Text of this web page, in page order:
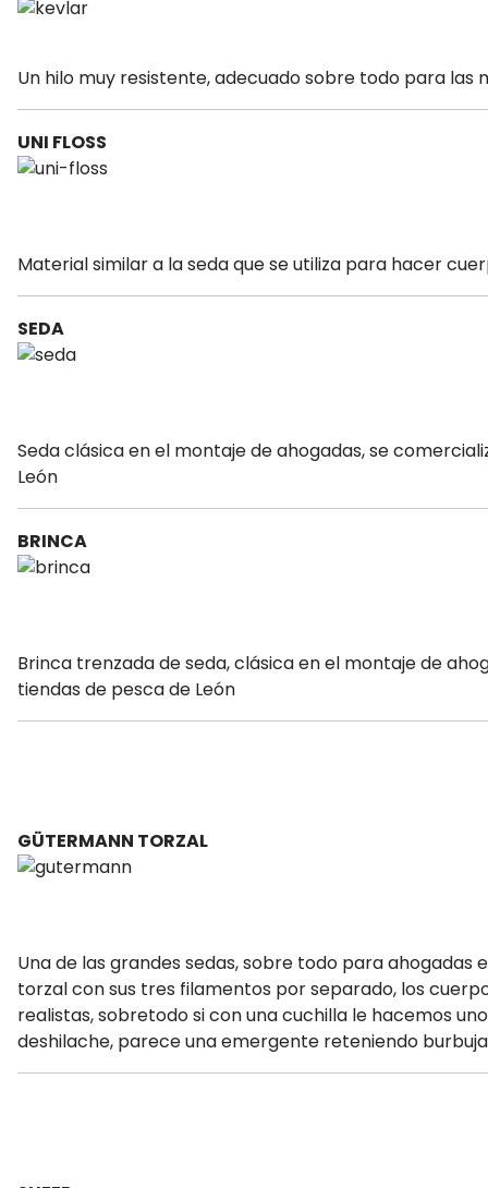
Un hilo muy resistente, adecuado sobre todo para las
UNI FLOSS
Material similar a la seda que se utiliza para hacer
SEDA
Seda clásica en el montaje de ahogadas, se
León
BRINCA
Brinca trenzada de seda, clásica en el montaje de
tiendas de pesca de León
GÜTERMANN TORZAL
Una de las grandes sedas, sobre todo para ahogadas
torzal con sus tres filamentos por separado, los
realistas, sobretodo si con una cuchilla le hacemos
deshilache, parece una emergente reteniendo